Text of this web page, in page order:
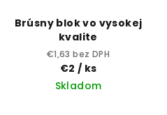
Brúsny blok vo vysokej
kvalite
€1,63 bez DPH
€2 / ks
Skladom